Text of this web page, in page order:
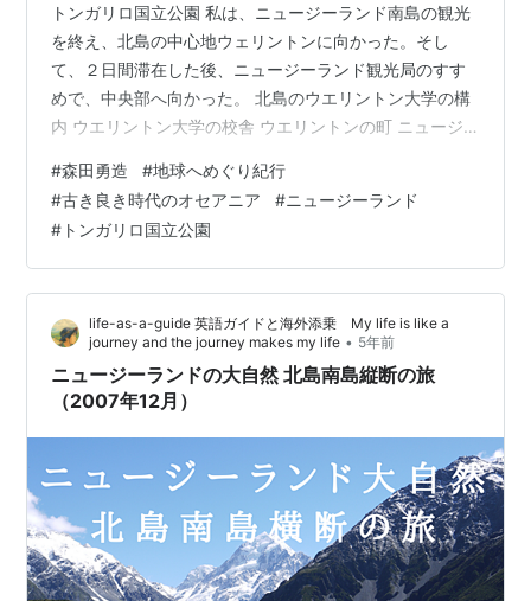
トンガリロ国立公園 私は、ニュージーランド南島の観光
を終え、北島の中心地ウェリントンに向かった。そし
て、２日間滞在した後、ニュージーランド観光局のすす
めで、中央部へ向かった。 北島のウエリントン大学の構
内 ウエリントン大学の校舎 ウエリントンの町 ニュージ
ころがある。北島にはまれな高山が3つあった。公園内の
シャトーに宿泊している時、エドワルド君が私に会いに
来た。彼はまだ26歳の独身だったが、トンガリロ国立公
園の観光開発中の事業家だった。と言っても、従業員は
彼を入れて3人だそうだ。私がここにやって来たことは、
ニュージーランド観光局から連絡があって…
#森田勇造 #地球へめぐり紀行
#古き良き時代のオセアニア #ニュージーランド
# トンガリロ国立公園
life-as-a-guide 英語ガイドと海外添乗 My life is like a
journey and the journey makes my life • 5年前
ニュージーランドの大自然 北島南島縦断の旅
（2007年12月）